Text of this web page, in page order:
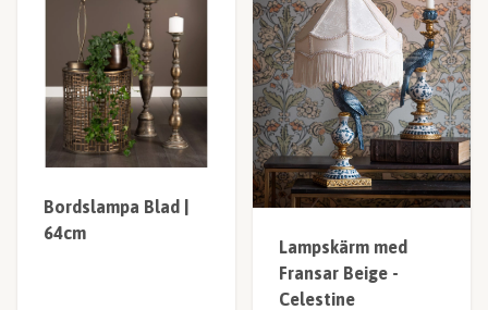
Bordslampa Blad |
64cm
Lampskärm med
Fransar Beige -
Celestine